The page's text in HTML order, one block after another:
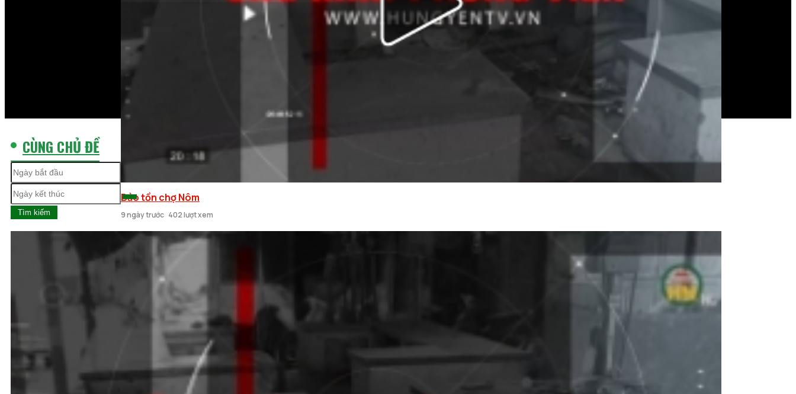
Bảo tồn chợ Nôm
9 ngày trước 402 lượt xem
CÙNG CHỦ ĐỀ
Tìm kiếm